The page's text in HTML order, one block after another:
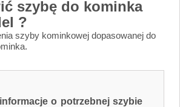
szybę do kominka
?
szyby kominkowej dopasowanej do
o potrzebnej szybie